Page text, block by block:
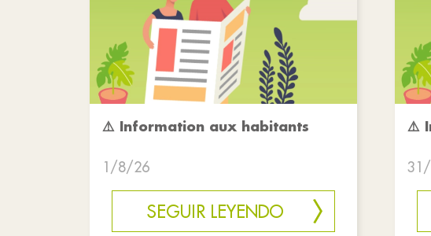
⚠️ Information aux habitants
1/8/26
SEGUIR LEYENDO
⚠️